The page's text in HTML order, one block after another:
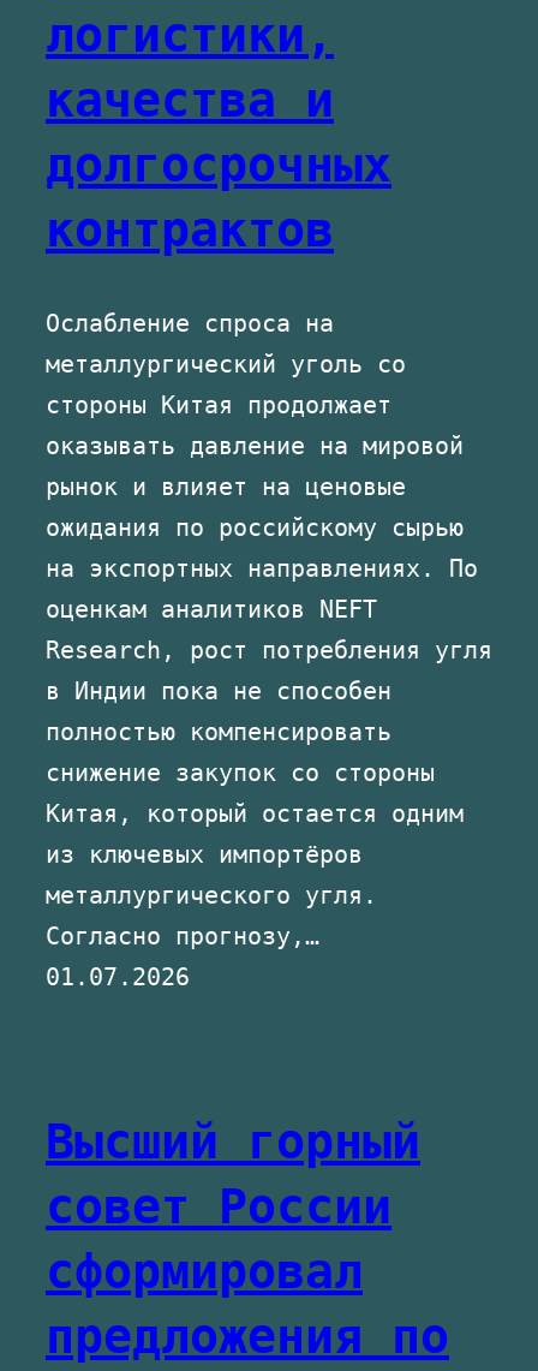
логистики,
качества и
долгосрочных
контрактов
Ослабление спроса на
металлургический уголь со
стороны Китая продолжает
оказывать давление на мировой
рынок и влияет на ценовые
ожидания по российскому сырью
на экспортных направлениях. По
оценкам аналитиков NEFT
Research, рост потребления угля
в Индии пока не способен
полностью компенсировать
снижение закупок со стороны
Китая, который остается одним
из ключевых импортёров
металлургического угля.
Согласно прогнозу,…
01.07.2026
Высший горный
совет России
сформировал
предложения по